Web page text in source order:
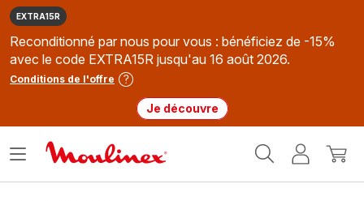
EXTRA15R
Reconditionné par nous pour vous : bénéficiez de -15%
avec le code EXTRA15R jusqu'au 16 août 2026.
Conditions de l'offre
Je découvre
MonMon
Ouvrir